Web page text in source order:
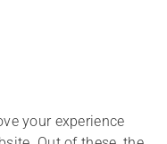
your experience